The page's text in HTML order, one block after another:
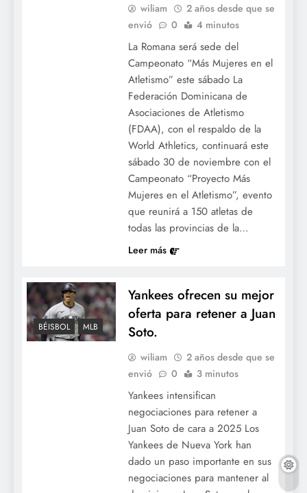
wiliam
2 años desde que se
envió
0 4 minutos
La Romana será sede del
Campeonato “Más Mujeres en el
Atletismo” este sábado La
Federación Dominicana de
Asociaciones de Atletismo
(FDAA), con el respaldo de la
World Athletics, continuará este
sábado 30 de noviembre con el
Campeonato “Proyecto Más
Mujeres en el Atletismo”, evento
que reunirá a 150 atletas de
todas las provincias de la…
Leer más
BÉISBOL MLB
Yankees ofrecen su mejor
oferta para retener a Juan
Soto.
wiliam
2 años desde que se
envió
0 3 minutos
Yankees intensifican
negociaciones para retener a
Juan Soto de cara a 2025 Los
Yankees de Nueva York han
dado un paso importante en sus
negociaciones para mantener al